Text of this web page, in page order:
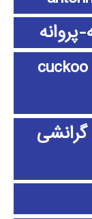
الگوریتم جستجوی فاخته cuckoo